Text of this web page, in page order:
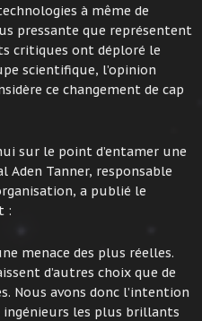
à même de
pressante que représentent
critiques ont déploré le
scientifique, l’opinion
ce changement de cap
sur le point d’entamer une
Aden Tanner, responsable
a publié le
:
menace des plus réelles.
d’autres choix que de
Nous avons donc l’intention
ingénieurs les plus brillants